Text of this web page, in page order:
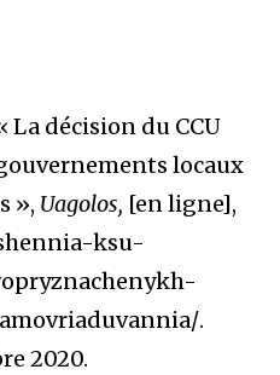
décision du CCU
locaux
», Uagolos, [en ligne],
ksu-
.
2020.